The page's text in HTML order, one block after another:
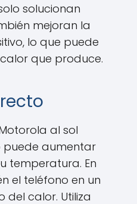
solucionan
mejoran la
lo que puede
que produce.
al sol
puede aumentar
temperatura. En
el teléfono en un
del calor. Utiliza